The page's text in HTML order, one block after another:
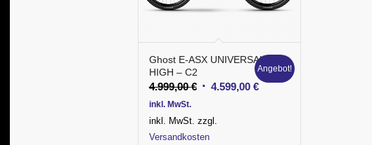
Ghost E-ASX UNIVERSAL
HIGH – C2
4.999,00€ Ursprünglicher
war:
4.999,00 €
4.599,00 €Aktueller
inkl. MwSt.
Angebot!
inkl. MwSt. zzgl.
Versandkosten